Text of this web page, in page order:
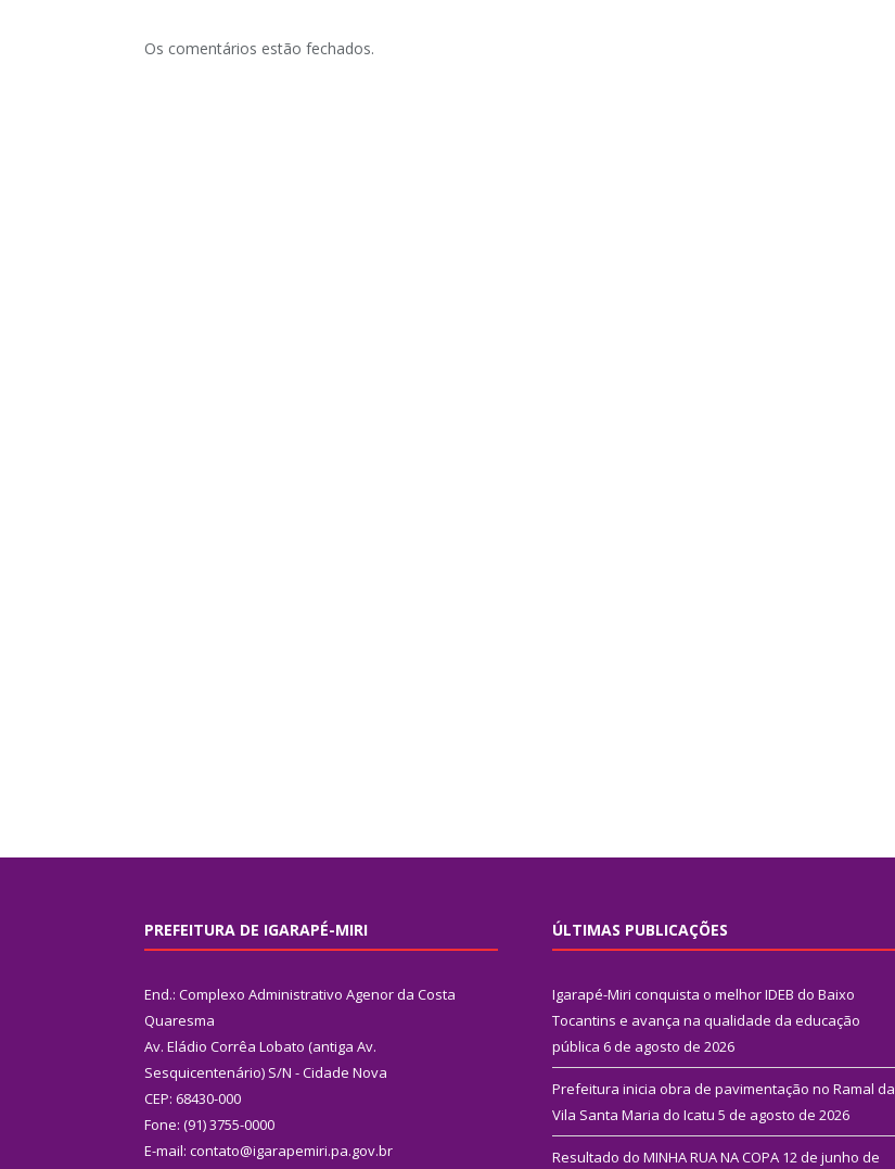
Os comentários estão fechados.
PREFEITURA DE IGARAPÉ-MIRI
End.: Complexo Administrativo Agenor da Costa
Quaresma
Av. Eládio Corrêa Lobato (antiga Av.
Sesquicentenário) S/N - Cidade Nova
CEP: 68430-000
Fone: (91) 3755-0000
E-mail: contato@igarapemiri.pa.gov.br
ÚLTIMAS PUBLICAÇÕES
Igarapé-Miri conquista o melhor IDEB do Baixo
Tocantins e avança na qualidade da educação
pública 6 de agosto de 2026
Prefeitura inicia obra de pavimentação no Ramal da
Vila Santa Maria do Icatu 5 de agosto de 2026
Resultado do MINHA RUA NA COPA 12 de junho de